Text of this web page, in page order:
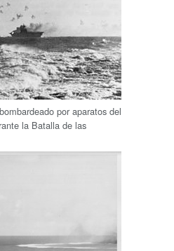
por aparatos del
la Batalla de las